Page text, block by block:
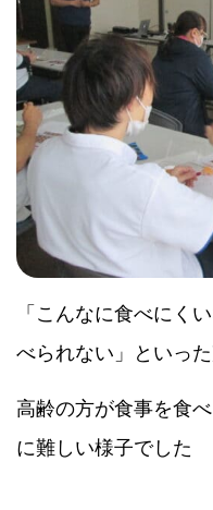
「こんなに食べにく
べられない」といっ
高齢の方が食事を食
に難しい様子でした